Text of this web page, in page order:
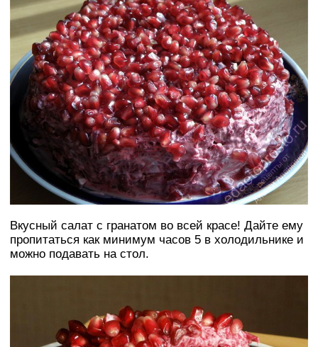
Вкусный салат с гранатом во всей красе! Дайте ему
пропитаться как минимум часов 5 в холодильнике и
можно подавать на стол.